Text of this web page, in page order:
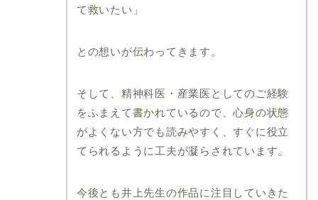
て救いたい」
との想いが伝わってきます。
そして、精神科医・産業医としてのご経験
をふまえて書かれているので、心身の状態
がよくない方でも読みやすく、すぐに役立
てられるように工夫が凝らされています。
今後とも井上先生の作品に注目していきた